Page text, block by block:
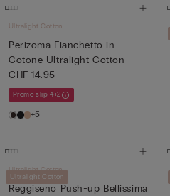
Ultralight Cotton
Perizoma Fianchetto in
Cotone Ultralight Cotton
CHF 14.95
Promo slip 4+2
+5
Ultralight Cotton
Ultralight Cotton
Reggiseno Push-up Bellissima